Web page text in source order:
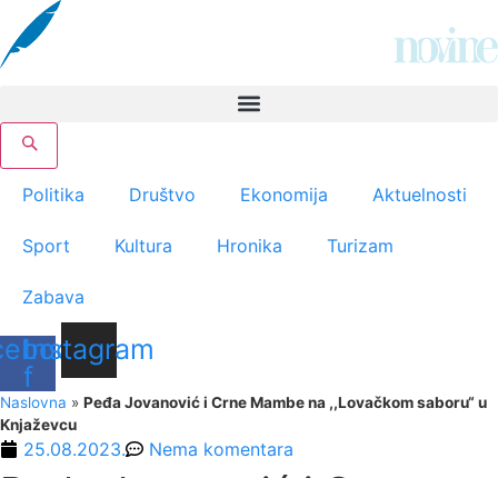
Скочите
на
садржај
Politika Društvo Ekonomija Aktuelnosti
Sport Kultura Hronika Turizam
Zabava
f
Instagram
Naslovna » Peđa Jovanović i Crne Mambe na ,,Lovačkom saboru“ u
Knjaževcu
25.08.2023. Nema komentara